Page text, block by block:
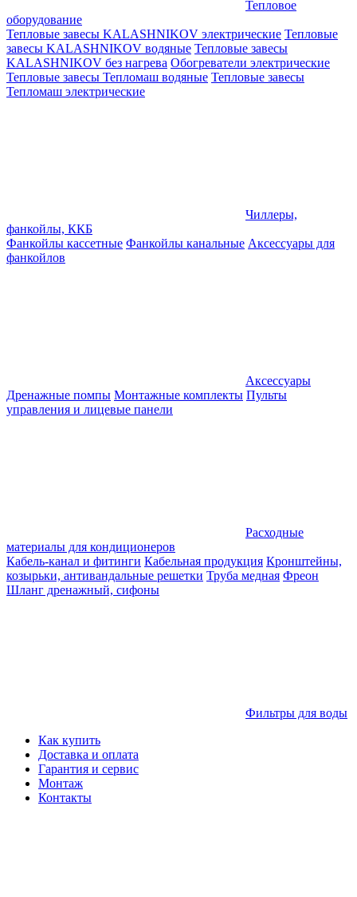
Тепловое
оборудование
Тепловые завесы KALASHNIKOV электрические Тепловые
завесы KALASHNIKOV водяные Тепловые завесы
KALASHNIKOV без нагрева Обогреватели электрические
Тепловые завесы Тепломаш водяные Тепловые завесы
Тепломаш электрические
Чиллеры,
фанкойлы, ККБ
Фанкойлы кассетные Фанкойлы канальные Аксессуары для
фанкойлов
Аксессуары
Дренажные помпы Монтажные комплекты Пульты
управления и лицевые панели
Расходные
материалы для кондиционеров
Кабель-канал и фитинги Кабельная продукция Кронштейны,
козырьки, антивандальные решетки Труба медная Фреон
Шланг дренажный, сифоны
Фильтры для воды
Как купить
Доставка и оплата
Гарантия и сервис
Монтаж
Контакты